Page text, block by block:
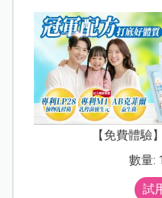
【免費體驗
數量:
試